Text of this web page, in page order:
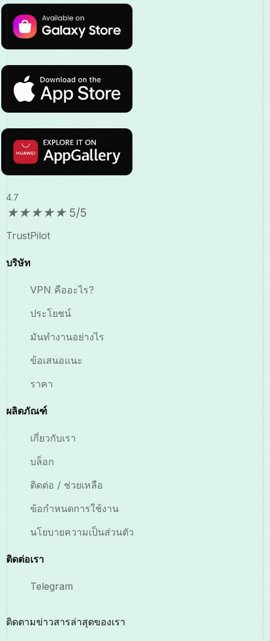
4.7
★★★★★ 5/5
TrustPilot
บริษัท
VPN คืออะไร?
ประโยชน์
มันทำงานอย่างไร
ข้อเสนอแนะ
ราคา
ผลิตภัณฑ์
เกี่ยวกับเรา
บล็อก
ติดต่อ / ช่วยเหลือ
ข้อกำหนดการใช้งาน
นโยบายความเป็นส่วนตัว
ติดต่อเรา
Telegram
ติดตามข่าวสารล่าสุดของเรา